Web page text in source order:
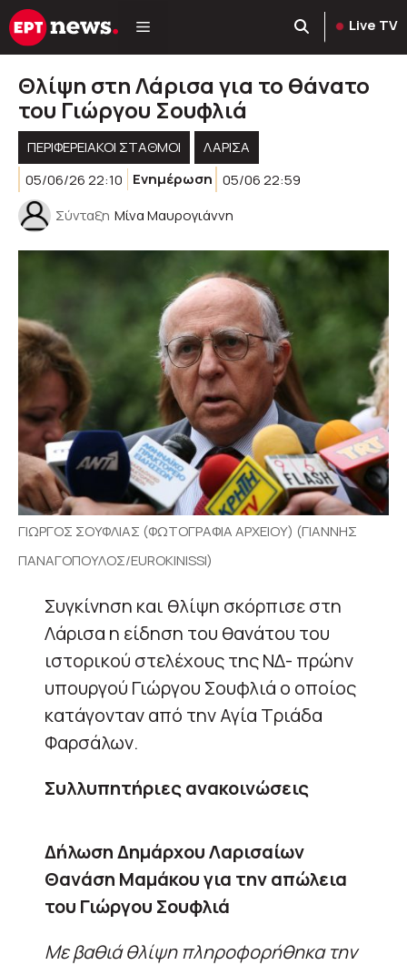
Μετάβαση
σε
Live TV
Θλίψη στη Λάρισα για το θάνατο
του Γιώργου Σουφλιά
ΠΕΡΙΦΕΡΕΙΑΚΟΊ ΣΤΑΘΜΟΊ
ΛΑΡΙΣΑ
05/06/26 22:10
Ενημέρωση 05/06 22:59
Σύνταξη Μίνα Μαυρογιάννη
ΓΙΩΡΓΟΣ ΣΟΥΦΛΙΑΣ (ΦΩΤΟΓΡΑΦΙΑ ΑΡΧΕΙΟΥ) (ΓΙΑΝΝΗΣ
ΠΑΝΑΓΟΠΟΥΛΟΣ/EUROKINISSI)
Συγκίνηση και θλίψη σκόρπισε στη
Λάρισα η είδηση του θανάτου του
ιστορικού στελέχους της ΝΔ- πρώην
υπουργού Γιώργου Σουφλιά ο οποίος
κατάγονταν από την Αγία Τριάδα
Φαρσάλων.
Συλλυπητήριες ανακοινώσεις
Δήλωση Δημάρχου Λαρισαίων
Θανάση Μαμάκου για την απώλεια
του Γιώργου Σουφλιά
Με βαθιά θλίψη πληροφορήθηκα την